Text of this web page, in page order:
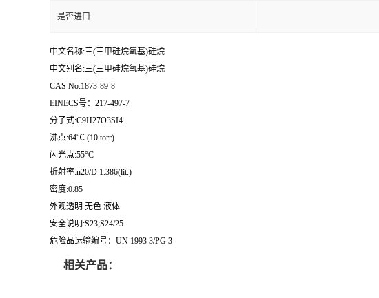
是否进口
中文名称:三(三甲硅烷氧基)硅烷
中文别名:三(三甲硅烷氧基)硅烷
CAS No:1873-89-8
EINECS号：217-497-7
分子式:C9H27O3SI4
沸点:64℃ (10 torr)
闪光点:55°C
折射率:n20/D 1.386(lit.)
密度:0.85
外观透明 无色 液体
安全说明:S23;S24/25
危险品运输编号：UN 1993 3/PG 3
相关产品：